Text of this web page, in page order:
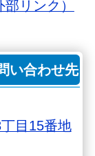
リンク）
い合わせ先
目15番地